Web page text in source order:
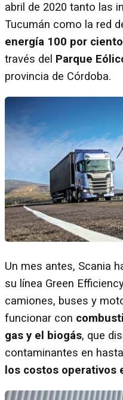
abril de 2020 tanto las
Tucumán como la red
energía 100 por
través del Parque
provincia de Córdoba.
Un mes antes, Scania
su línea Green
camiones, buses y
funcionar con
gas y el biogás, que
contaminantes en
los costos operativos